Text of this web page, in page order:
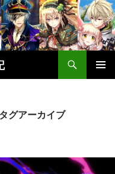
グアーカイブ